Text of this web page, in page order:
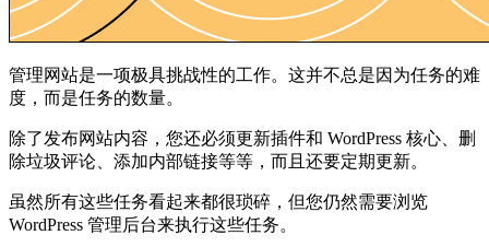
管理网站是一项极具挑战性的工作。这并不总是因为任务的难
度，而是任务的数量。
除了发布网站内容，您还必须更新插件和 WordPress 核心、删
除垃圾评论、添加内部链接等等，而且还要定期更新。
虽然所有这些任务看起来都很琐碎，但您仍然需要浏览
WordPress 管理后台来执行这些任务。